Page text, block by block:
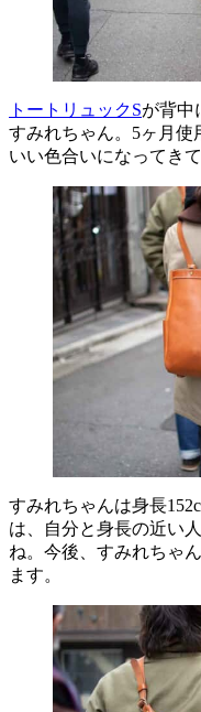
トートリュックSが背中
すみれちゃん。5ヶ月使
いい色合いになってきて
すみれちゃんは身長
は、自分と身長の近い
ね。今後、すみれちゃ
ます。